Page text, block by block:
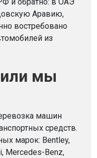
и обратно: в ОАЭ
Аравию,
востребовано
из
мы
машин
средств.
марок: Bentley,
Mercedes-Benz,